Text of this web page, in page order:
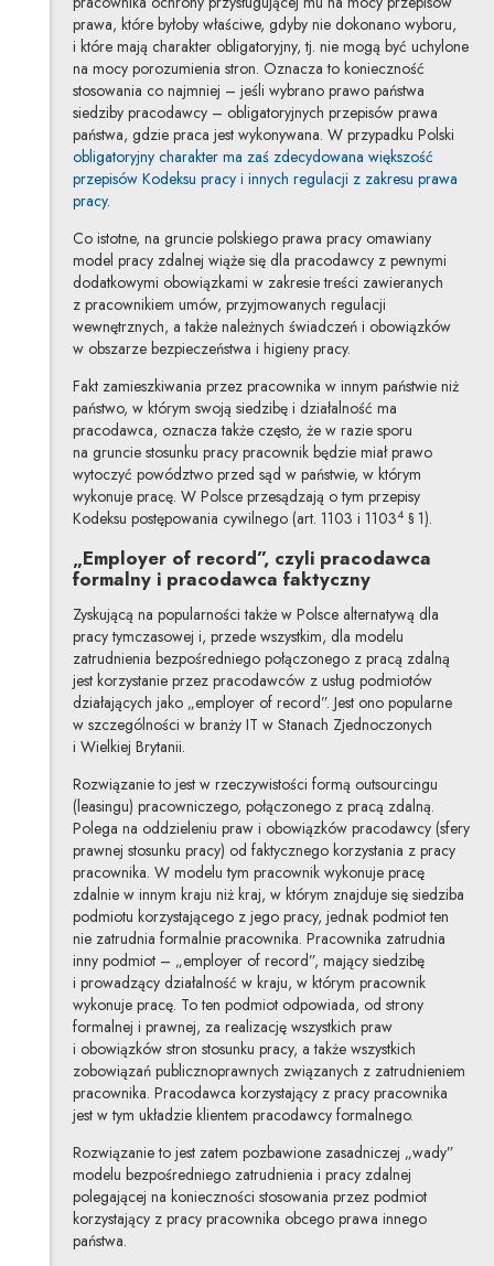
prawa, które byłoby właściwe, gdyby nie dokonano wyboru,
i które mają charakter obligatoryjny, tj. nie mogą być uchylone
na mocy porozumienia stron. Oznacza to konieczność
stosowania co najmniej – jeśli wybrano prawo państwa
siedziby pracodawcy – obligatoryjnych przepisów prawa
państwa, gdzie praca jest wykonywana. W przypadku Polski
obligatoryjny charakter ma zaś zdecydowana większość
przepisów Kodeksu pracy i innych regulacji z zakresu prawa
pracy.
Co istotne, na gruncie polskiego prawa pracy omawiany
model pracy zdalnej wiąże się dla pracodawcy z pewnymi
dodatkowymi obowiązkami w zakresie treści zawieranych
z pracownikiem umów, przyjmowanych regulacji
wewnętrznych, a także należnych świadczeń i obowiązków
w obszarze bezpieczeństwa i higieny pracy.
Fakt zamieszkiwania przez pracownika w innym państwie niż
państwo, w którym swoją siedzibę i działalność ma
pracodawca, oznacza także często, że w razie sporu
na gruncie stosunku pracy pracownik będzie miał prawo
wytoczyć powództwo przed sąd w państwie, w którym
wykonuje pracę. W Polsce przesądzają o tym przepisy
Kodeksu postępowania cywilnego (art. 1103 i 11034§ 1).
„Employer of record”, czyli pracodawca
formalny i pracodawca faktyczny
Zyskującą na popularności także w Polsce alternatywą dla
pracy tymczasowej i, przede wszystkim, dla modelu
zatrudnienia bezpośredniego połączonego z pracą zdalną
jest korzystanie przez pracodawców z usług podmiotów
działających jako „employer of record”. Jest ono popularne
w szczególności w branży IT w Stanach Zjednoczonych
i Wielkiej Brytanii.
Rozwiązanie to jest w rzeczywistości formą outsourcingu
(leasingu) pracowniczego, połączonego z pracą zdalną.
Polega na oddzieleniu praw i obowiązków pracodawcy (sfery
prawnej stosunku pracy) od faktycznego korzystania z pracy
pracownika. W modelu tym pracownik wykonuje pracę
zdalnie w innym kraju niż kraj, w którym znajduje się siedziba
podmiotu korzystającego z jego pracy, jednak podmiot ten
nie zatrudnia formalnie pracownika. Pracownika zatrudnia
inny podmiot – „employer of record”, mający siedzibę
i prowadzący działalność w kraju, w którym pracownik
wykonuje pracę. To ten podmiot odpowiada, od strony
formalnej i prawnej, za realizację wszystkich praw
i obowiązków stron stosunku pracy, a także wszystkich
zobowiązań publicznoprawnych związanych z zatrudnieniem
pracownika. Pracodawca korzystający z pracy pracownika
jest w tym układzie klientem pracodawcy formalnego.
Rozwiązanie to jest zatem pozbawione zasadniczej „wady”
modelu bezpośredniego zatrudnienia i pracy zdalnej
polegającej na konieczności stosowania przez podmiot
korzystający z pracy pracownika obcego prawa innego
państwa.